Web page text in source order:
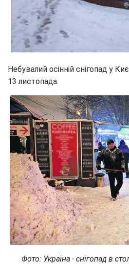
Небувалий осінній снігопад у
13 листопада.
Фото: Україна - снігопад в